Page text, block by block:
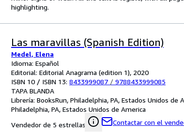
highlighting.
Las maravillas (Spanish Edition)
Medel, Elena
Idioma: Español
Editorial: Editorial Anagrama (edition 1), 2020
ISBN 10 / ISBN 13: 8433999087 / 9788433999085
TAPA BLANDA
Librería: BooksRun, Philadelphia, PA, Estados Unidos de
Philadelphia, PA, Estados Unidos de America
Vendedor de 5 estrellas
Contactar con el